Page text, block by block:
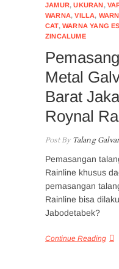
JAMUR,UKURAN,
WARNA,VILLA,
CAT,WARNA YANG
ZINCALUME
Metal
Barat
Roynal
Post ByTalang
Pemasangan
Rainline khusus
pemasangan
Rainline bisa
Jabodetabek?
Continue Reading